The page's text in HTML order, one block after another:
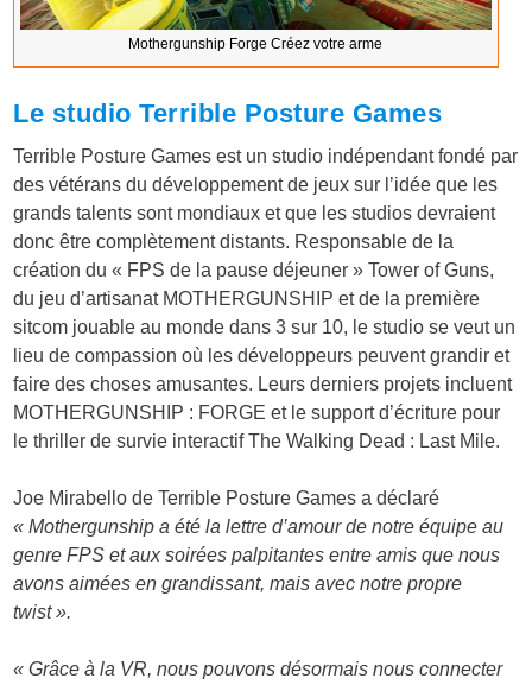
Mothergunship Forge Créez votre arme
Le studio Terrible Posture Games
Terrible Posture Games est un studio indépendant fondé par
des vétérans du développement de jeux sur l’idée que les
grands talents sont mondiaux et que les studios devraient
donc être complètement distants. Responsable de la
création du « FPS de la pause déjeuner » Tower of Guns,
du jeu d’artisanat MOTHERGUNSHIP et de la première
sitcom jouable au monde dans 3 sur 10, le studio se veut un
lieu de compassion où les développeurs peuvent grandir et
faire des choses amusantes. Leurs derniers projets incluent
MOTHERGUNSHIP : FORGE et le support d’écriture pour
le thriller de survie interactif The Walking Dead : Last Mile.
Joe Mirabello de Terrible Posture Games a déclaré
« Mothergunship a été la lettre d’amour de notre équipe au
genre FPS et aux soirées palpitantes entre amis que nous
avons aimées en grandissant, mais avec notre propre
twist ».
« Grâce à la VR, nous pouvons désormais nous connecter